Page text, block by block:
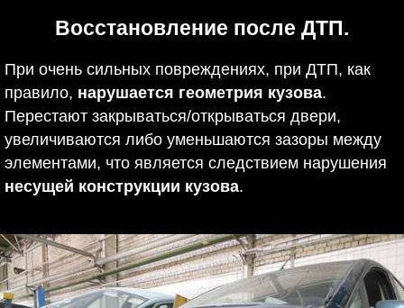
Восстановление после ДТП.
При очень сильных повреждениях, при ДТП, как
правило, нарушается геометрия кузова.
Перестают закрываться/открываться двери,
увеличиваются либо уменьшаются зазоры между
элементами, что является следствием нарушения
несущей конструкции кузова.